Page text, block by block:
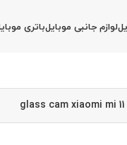
لوازم جانبی موبایلباتری